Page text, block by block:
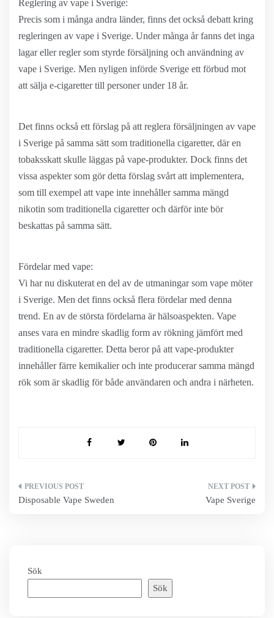
Reglering av vape i Sverige:
Precis som i många andra länder, finns det också debatt kring
regleringen av vape i Sverige. Under många år fanns det inga
lagar eller regler som styrde försäljning och användning av
vape i Sverige. Men nyligen införde Sverige ett förbud mot
att sälja e-cigaretter till personer under 18 år.
Det finns också ett förslag på att reglera försäljningen av vape
i Sverige på samma sätt som traditionella cigaretter, där en
tobaksskatt skulle läggas på vape-produkter. Dock finns det
vissa aspekter som gör detta förslag svårt att implementera,
som till exempel att vape inte innehåller samma mängd
nikotin som traditionella cigaretter och därför inte bör
beskattas på samma sätt.
Fördelar med vape:
Vi har nu diskuterat en del av de utmaningar som vape möter
i Sverige. Men det finns också flera fördelar med denna
trend. En av de största fördelarna är hälsoaspekten. Vape
anses vara en mindre skadlig form av rökning jämfört med
traditionella cigaretter. Detta beror på att vape-produkter
innehåller färre kemikalier och inte producerar samma mängd
rök som är skadlig för både användaren och andra i närheten.
Inläggsnavigering
Disposable Vape Sweden Vape Sverige
Sök
Sök